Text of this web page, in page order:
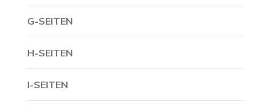
G-SEITEN
H-SEITEN
I-SEITEN